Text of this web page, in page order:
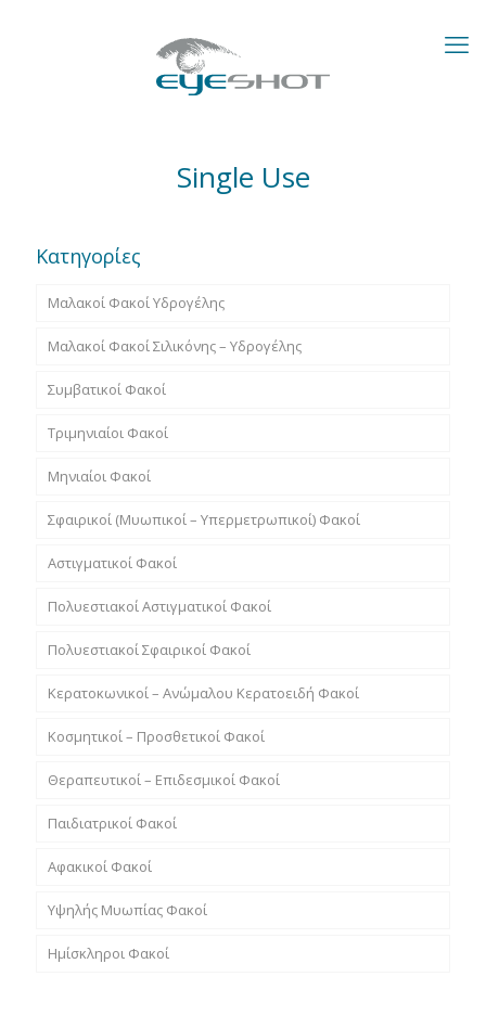
Single Use
Κατηγορίες
Μαλακοί Φακοί Υδρογέλης
Μαλακοί Φακοί Σιλικόνης – Υδρογέλης
Συμβατικοί Φακοί
Τριμηνιαίοι Φακοί
Μηνιαίοι Φακοί
Σφαιρικοί (Μυωπικοί – Υπερμετρωπικοί) Φακοί
Αστιγματικοί Φακοί
Πολυεστιακοί Αστιγματικοί Φακοί
Πολυεστιακοί Σφαιρικοί Φακοί
Κερατοκωνικοί – Ανώμαλου Κερατοειδή Φακοί
Κοσμητικοί – Προσθετικοί Φακοί
Θεραπευτικοί – Επιδεσμικοί Φακοί
Παιδιατρικοί Φακοί
Αφακικοί Φακοί
Υψηλής Μυωπίας Φακοί
Hμίσκληροι Φακοί